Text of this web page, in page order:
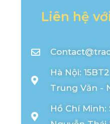
Liên hệ
Hà Nội:
Trung Văn -
Hồ Chí Minh: